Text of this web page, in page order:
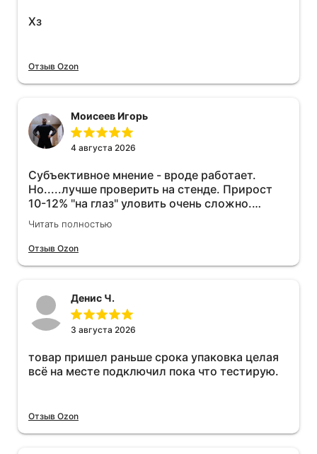
Хз
Отзыв Ozon
Моисеев Игорь
4 августа 2026
Субъективное мнение - вроде работает.
Но.....лучше проверить на стенде. Прирост
10-12% "на глаз" уловить очень сложно.
Покатаюсь, потом отключу и посмотрю, что
будет 😁.
Читать полностью
Отзыв Ozon
Денис Ч.
3 августа 2026
товар пришел раньше срока упаковка целая
всё на месте подключил пока что тестирую.
Отзыв Ozon